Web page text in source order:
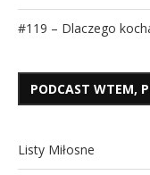
#119 – Dlaczego
PODCAST WTEM,
Listy Miłosne